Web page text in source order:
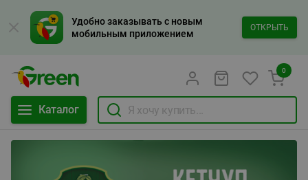
Удобно заказывать с новым
мобильным приложением
ОТКРЫТЬ
Каталог
0